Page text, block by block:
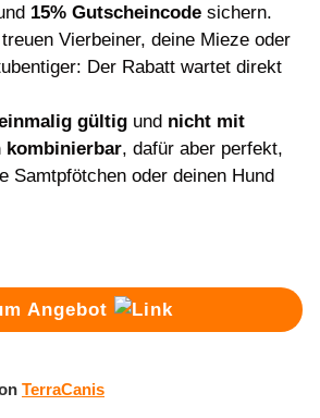
15% Gutscheincode sichern.
Vierbeiner, deine Mieze oder
Der Rabatt wartet direkt
gültig und nicht mit
kombinierbar, dafür aber perfekt,
Samtpfötchen oder deinen Hund
Angebot
TerraCanis